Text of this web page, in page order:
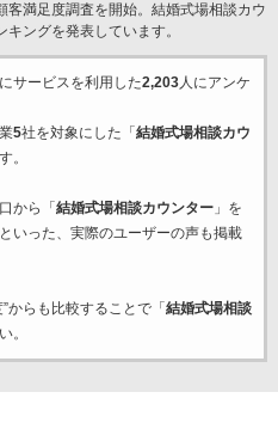
客満足度調査を開始。結婚式場相談カウ
ングを発表しています。
サービスを利用した2,203人にアンケ
5社を対象にした「 結婚式場相談カウ
。
から「 結婚式場相談カウンター」を
いった、実際のユーザーの声も掲載
からも比較することで「 結婚式場相談
。